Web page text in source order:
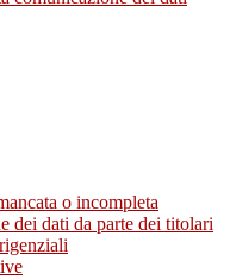
o incompleta
dei dati da parte dei titolari